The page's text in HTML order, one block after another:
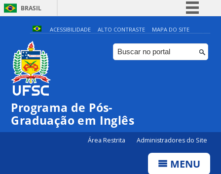
BRASIL
Simplifique!
Comunica BR
Participe
ACESSIBILIDADE ALTO CONTRASTE MAPA DO SITE
Programa de Pós-
Graduação em Inglês
Área Restrita Administradores do Site
MENU